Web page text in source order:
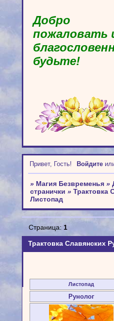
Добро
пожаловать
будьте!
Привет, Гость! Войдите
» Магия Безвременья »
странички » Трактовка
Листопад
Трактовка Славянских
Страница: 1
Листопад
Рунолог